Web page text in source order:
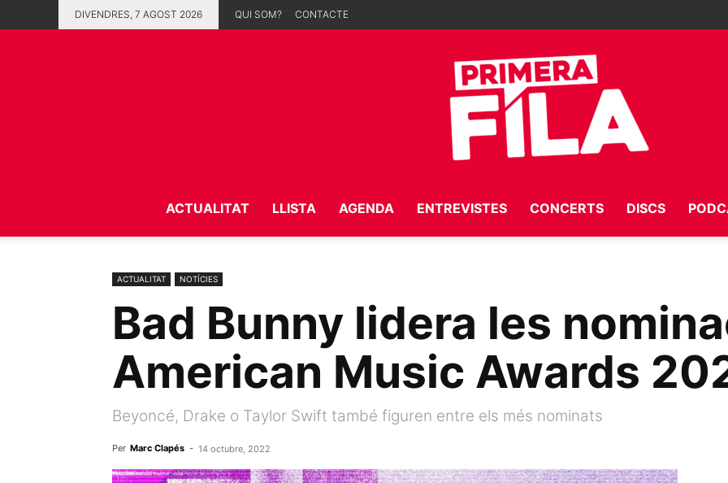
DIVENDRES, 7 AGOST 2026 QUI SOM? CONTACTE
Fila
ACTUALITAT LLISTA AGENDA ENTREVISTES CONCERTS DISCS
ACTUALITAT NOTÍCIES
Bad Bunny lidera les
American Music Awards
Beyoncé, Drake o Taylor Swift també figuren entre els més nominats
Per Marc Clapés - 14 octubre, 2022